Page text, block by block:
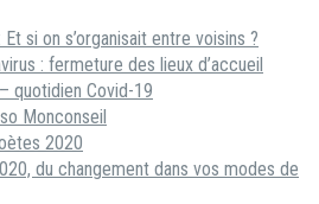
Et si on s’organisait entre voisins ?
: fermeture des lieux d’accueil
– quotidien Covid-19
Monconseil
2020
du changement dans vos modes de